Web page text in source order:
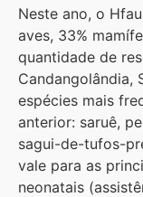
Neste ano, o
aves, 33%
quantidade de
Candangolândia,
espécies mais
anterior: saruê,
sagui-de-tufos-
vale para as
neonatais